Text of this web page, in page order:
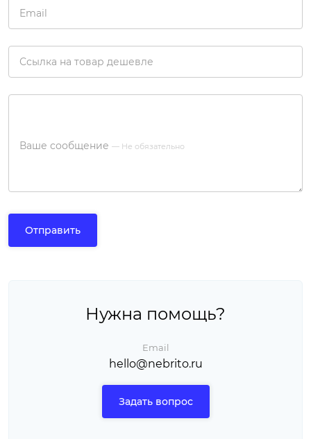
Email
Ссылка на товар дешевле
Ваше сообщение — Не обязательно
Отправить
Нужна помощь?
Email
hello@nebrito.ru
Задать вопрос